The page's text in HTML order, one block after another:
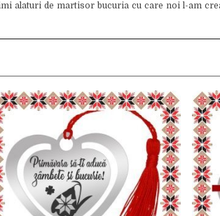
alaturi de martisor bucuria cu care noi l-am